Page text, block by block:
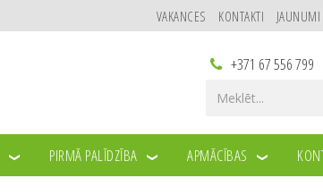
VAKANCES KONTAKTI JAUNUMI
+371 67 556 799
PIRMĀ PALĪDZĪBA APMĀCĪBAS